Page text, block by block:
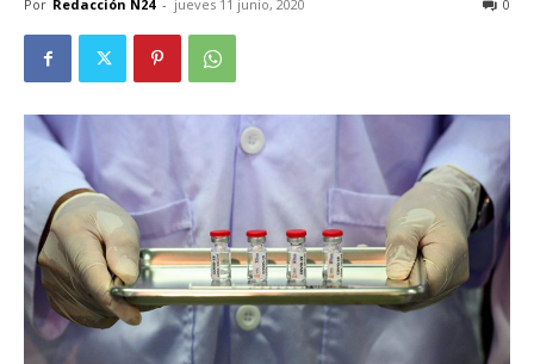
Por Redacción N24 - jueves 11 junio, 2020 0